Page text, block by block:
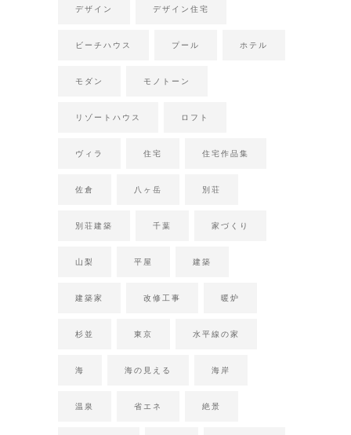
デザイン デザイン住宅
ビーチハウス プール ホテル
モダン モノトーン
リゾートハウス ロフト
ヴィラ 住宅 住宅作品集
佐倉 八ヶ岳 別荘
別荘建築 千葉 家づくり
山梨 平屋 建築
建築家 改修工事 暖炉
杉並 東京 水平線の家
海 海の見える 海岸
温泉 省エネ 絶景